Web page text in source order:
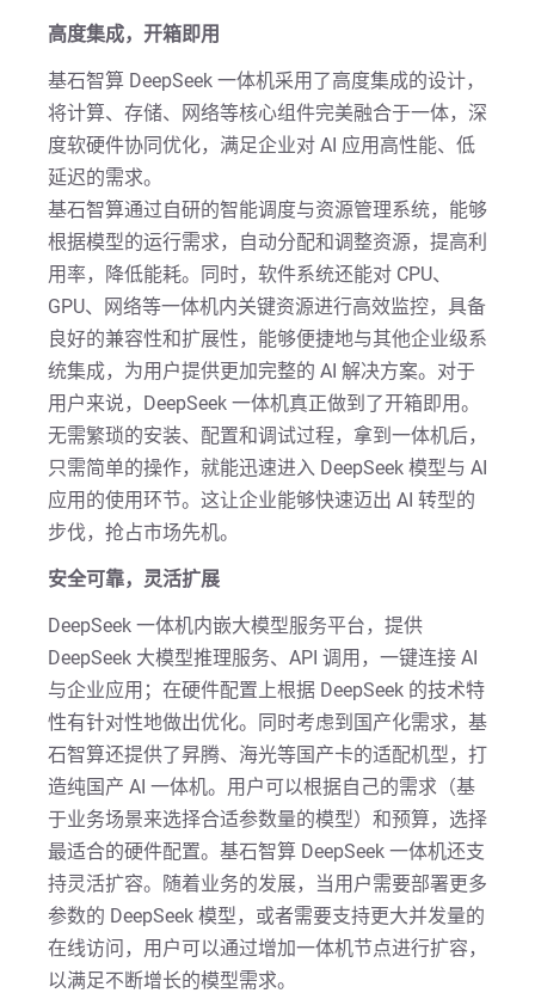
高度集成，开箱即用
基石智算 DeepSeek 一体机采用了高度集成的设计，
将计算、存储、网络等核心组件完美融合于一体，深
度软硬件协同优化，满足企业对 AI 应用高性能、低
延迟的需求。
基石智算通过自研的智能调度与资源管理系统，能够
根据模型的运行需求，自动分配和调整资源，提高利
用率，降低能耗。同时，软件系统还能对 CPU、
GPU、网络等一体机内关键资源进行高效监控，具备
良好的兼容性和扩展性，能够便捷地与其他企业级系
统集成，为用户提供更加完整的 AI 解决方案。对于
用户来说，DeepSeek 一体机真正做到了开箱即用。
无需繁琐的安装、配置和调试过程，拿到一体机后，
只需简单的操作，就能迅速进入 DeepSeek 模型与 AI
应用的使用环节。这让企业能够快速迈出 AI 转型的
步伐，抢占市场先机。
安全可靠，灵活扩展
DeepSeek 一体机内嵌大模型服务平台，提供
DeepSeek 大模型推理服务、API 调用，一键连接 AI
与企业应用；在硬件配置上根据 DeepSeek 的技术特
性有针对性地做出优化。同时考虑到国产化需求，基
石智算还提供了昇腾、海光等国产卡的适配机型，打
造纯国产 AI 一体机。用户可以根据自己的需求（基
于业务场景来选择合适参数量的模型）和预算，选择
最适合的硬件配置。基石智算 DeepSeek 一体机还支
持灵活扩容。随着业务的发展，当用户需要部署更多
参数的 DeepSeek 模型，或者需要支持更大并发量的
在线访问，用户可以通过增加一体机节点进行扩容，
以满足不断增长的模型需求。